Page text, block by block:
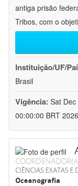
antiga prisão
Tribos, com o
Instituição/UF/
Brasil
Vigência: Sat
00:00:00 BRT 2026
CIÊNCIAS EXATAS E
Oceanografia